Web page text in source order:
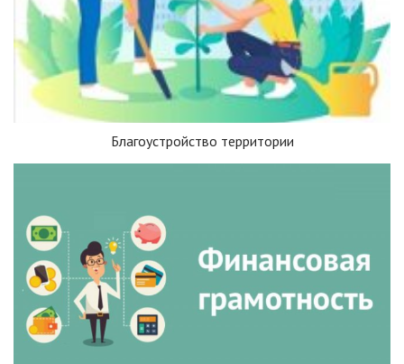
Благоустройство территории